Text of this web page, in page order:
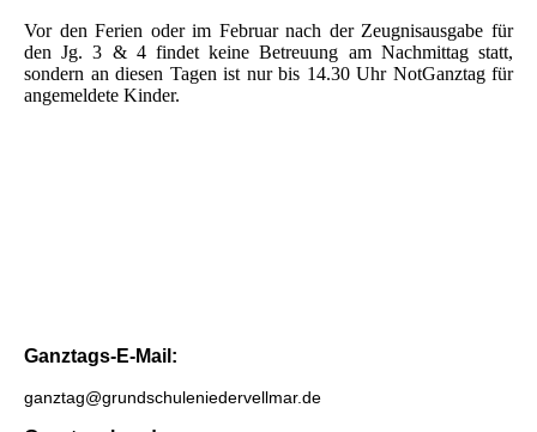
Vor den Ferien oder im Februar nach der Zeugnisausgabe für
den Jg. 3 & 4 findet keine Betreuung am Nachmittag statt,
sondern an diesen Tagen ist nur bis 14.30 Uhr NotGanztag für
angemeldete Kinder.
Ganztags-E-Mail:
ganztag@grundschuleniedervellmar.de